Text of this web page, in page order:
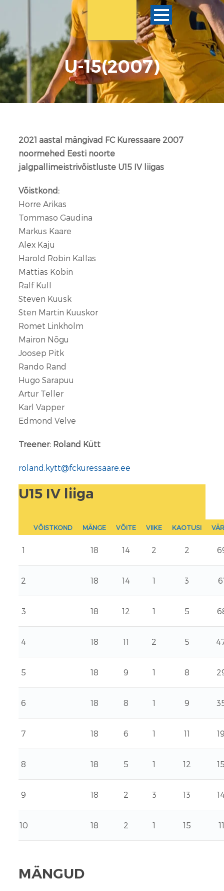
U-15(2007)
2021 aastal mängivad FC Kuressaare 2007
noormehed Eesti noorte
jalgpallimeistrivõistluste U15 IV liigas
Võistkond:
Horre Arikas
Tommaso Gaudina
Markus Kaare
Alex Kaju
Harold Robin Kallas
Mattias Kobin
Ralf Kull
Steven Kuusk
Sten Martin Kuuskor
Romet Linkholm
Mairon Nõgu
Joosep Pitk
Rando Rand
Hugo Sarapuu
Artur Teller
Karl Vapper
Edmond Velve
Treener: Roland Kütt
roland.kytt@fckuressaare.ee
U15 IV liiga
VÕISTKOND MÄNGE VÕITE VIIKE KAOTUSI
1 18 14 2 2
2 18 14 1 3
3 18 12 1 5
4 18 11 2 5
5 18 9 1 8
6 18 8 1 9
7 18 6 1 11
8 18 5 1 12
9 18 2 3 13
10 18 2 1 15
MÄNGUD